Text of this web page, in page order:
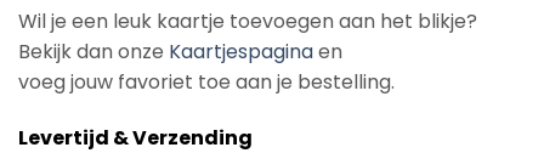
Wil je een leuk kaartje toevoegen aan het blikje?
Bekijk dan onze Kaartjespaginaen
voeg jouw favoriet toe aan je bestelling.
Levertijd & Verzending